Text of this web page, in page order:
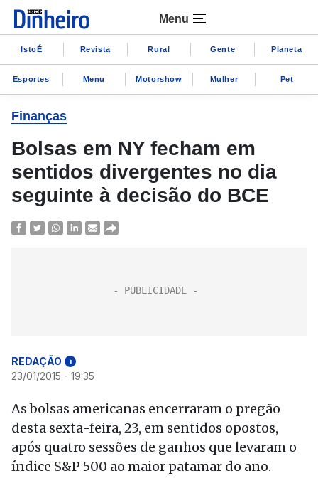
Menu
IstoÉ Revista Rural Gente Planeta
Esportes Menu Motorshow Mulher Pet
Finanças
Bolsas em NY fecham em
sentidos divergentes no dia
seguinte à decisão do BCE
REDAÇÃO i
23/01/2015 - 19:35
As bolsas americanas encerraram o pregão
desta sexta-feira, 23, em sentidos opostos,
após quatro sessões de ganhos que levaram o
índice S&P 500 ao maior patamar do ano.